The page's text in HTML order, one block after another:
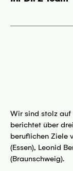
Wir sind stolz auf
berichtet über
beruflichen Ziele
(Essen), Leonid
(Braunschweig).